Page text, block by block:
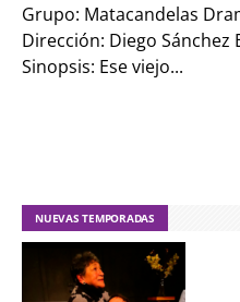
Grupo: Matacandelas
Dirección: Diego Sánchez
Sinopsis: Ese viejo...
NUEVAS TEMPORADAS